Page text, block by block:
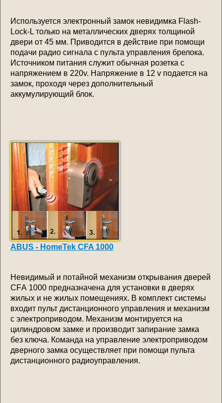
Используется электронный замок невидимка Flash-
Lock-L только на металлических дверях толщиной
двери от 45 мм. Приводится в действие при помощи
подачи радио сигнала с пульта управления брелока.
Источником питания служит обычная розетка с
напряжением в 220v. Напряжение в 12 v подается на
замок, проходя через дополнительный
аккумулирующий блок.
ABUS - HomeTek CFA 1000
Невидимый и потайной механизм открывания дверей
CFА 1000 предназначена для установки в дверях
жилых и не жилых помещениях. В комплект системы
входит пульт дистанционного управления и механизм
с электроприводом. Механизм монтируется на
цилиндровом замке и производит запирание замка
без ключа. Команда на управление электроприводом
дверного замка осуществляет при помощи пульта
дистанционного радиоуправления.